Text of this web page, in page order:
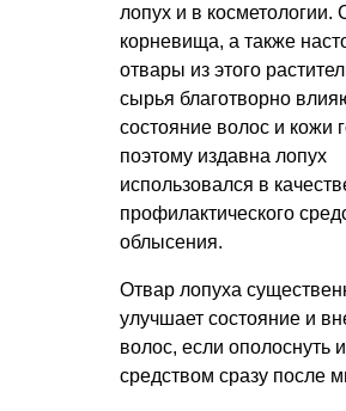
лопух и в косметологии.
корневища, а также
отвары из этого
сырья благотворно
состояние волос и кожи
поэтому издавна лопух
использовался в
профилактического
облысения.
Отвар лопуха
улучшает состояние и
волос, если ополоснуть
средством сразу после